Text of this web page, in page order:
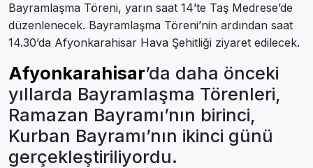
Bayramlaşma Töreni, yarın saat 14’te Taş Medrese’de
düzenlenecek. Bayramlaşma Töreni’nin ardından saat
14.30’da Afyonkarahisar Hava Şehitliği ziyaret edilecek.
Afyonkarahisar’da daha önceki
yıllarda Bayramlaşma Törenleri,
Ramazan Bayramı’nın birinci,
Kurban Bayramı’nın ikinci günü
gerçekleştiriliyordu.